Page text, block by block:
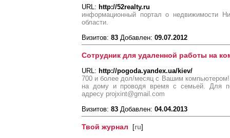
URL: http://52realty.ru
информационный портал о недвижимости
области.
Визитов: 83 Добавлен: 09.07.2012
Сотрудник для удаленной работы на
URL: http://pogoda.yandex.ua/kiev/
700 и более дол/месяц с Вашим
на дому и проводя время с семьей. Для
адресу projxint@gmail.com
Визитов: 83 Добавлен: 04.04.2013
Твой журнал [ru]